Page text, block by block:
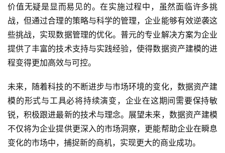
价值无疑是显而易见的。在实施过程中，虽然面临许多挑
战，但通过合理的策略与科学的管理，企业能够有效逆袭这
些挑战，实现数据管理的优化。普元的专业解决方案为企业
提供了丰富的技术支持与实践经验，使得数据资产建模的进
程变得更加高效与可控。
未来，随着科技的不断进步与市场环境的变化，数据资产建
模的形式与工具必将持续演变，企业在这期间需要保持敏
锐，积极跟进最新的技术与理念。展望未来，数据资产建模
不仅将为企业提供更深入的市场洞察，更能帮助企业在瞬息
变化的市场中，捕捉新的商机，实现更大的商业成功。